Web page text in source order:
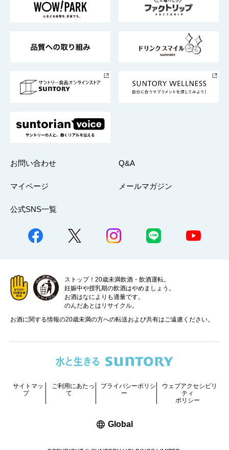
地域情報
サントリーサンバーズ大阪
サントリーが考えるサステナビリティ経営
企業概要
採用情報
お問い合わせ Q&A
マイページ メールマガジン
公式SNS一覧
ストップ！20歳未満飲酒・飲酒運転。
妊娠中や授乳期の飲酒はやめましょう。
お酒はなによりも適量です。
のんだあとはリサイクル。
お酒に関する情報の20歳未満の方への転送および共有はご遠慮ください。
サイトマッ
プ
ご利用にあたっ
て
プライバシーポリシ
ー
ウェブアクセシビリ
ティ
ポリシー
Global新しいウィンドウで開く